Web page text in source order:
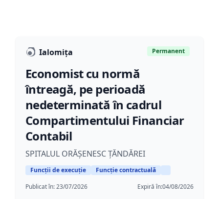
Ialomița Permanent
Economist cu normă
întreagă, pe perioadă
nedeterminată în cadrul
Compartimentului Financiar
Contabil
SPITALUL ORĂȘENESC ȚĂNDĂREI
Funcții de execuție
Funcție contractuală
Publicat în:23/07/2026 Expiră în:04/08/2026